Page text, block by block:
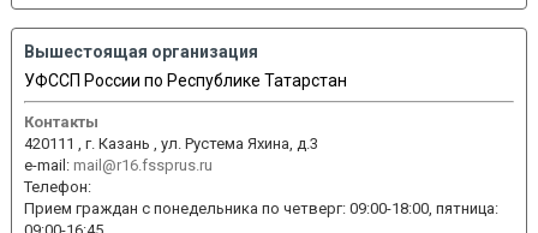
Вышестоящая организация
УФССП России по Республике Татарстан
Контакты
420111 , г. Казань , ул. Рустема Яхина, д.3
e-mail:mail@r16.fssprus.ru
Телефон:
Прием граждан с понедельника по четверг: 09:00-18:00, пятница: